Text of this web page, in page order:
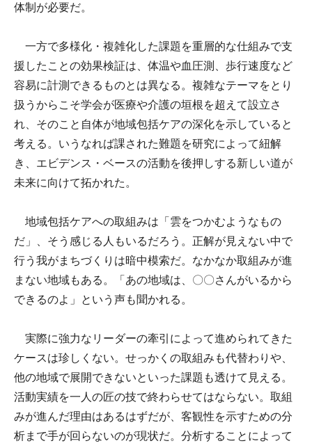
体制が必要だ。
一方で多様化・複雑化した課題を重層的な仕組みで支
援したことの効果検証は、体温や血圧測、歩行速度など
容易に計測できるものとは異なる。複雑なテーマをとり
扱うからこそ学会が医療や介護の垣根を超えて設立さ
れ、そのこと自体が地域包括ケアの深化を示していると
考える。いうなれば課された難題を研究によって紐解
き、エビデンス・ベースの活動を後押しする新しい道が
未来に向けて拓かれた。
地域包括ケアへの取組みは「雲をつかむようなもの
だ」、そう感じる人もいるだろう。正解が見えない中で
行う我がまちづくりは暗中模索だ。なかなか取組みが進
まない地域もある。「あの地域は、〇〇さんがいるから
できるのよ」という声も聞かれる。
実際に強力なリーダーの牽引によって進められてきた
ケースは珍しくない。せっかくの取組みも代替わりや、
他の地域で展開できないといった課題も透けて見える。
活動実績を一人の匠の技で終わらせてはならない。取組
みが進んだ理由はあるはずだが、客観性を示すための分
析まで手が回らないのが現状だ。分析することによって